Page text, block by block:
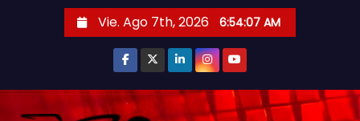
Vie. Ago 7th, 2026 6:54:09 AM